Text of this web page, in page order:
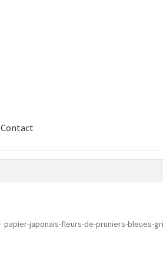
Contact
papier-japonais-fleurs-de-pruniers-bleues-